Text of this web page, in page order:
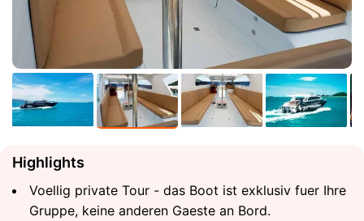
Highlights
Voellig private Tour - das Boot ist exklusiv fuer Ihre
Gruppe, keine anderen Gaeste an Bord.